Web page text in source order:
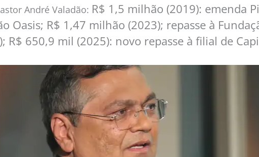
André Valadão: R$ 1,5 milhão (2019): emenda
Oasis; R$ 1,47 milhão (2023); repasse à
R$ 650,9 mil (2025): novo repasse à filial de